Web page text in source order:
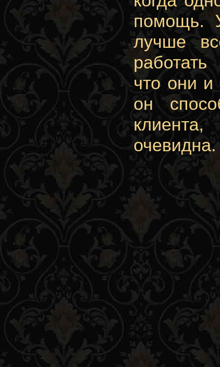
помощь.
лучше
что они
он
очевидна.